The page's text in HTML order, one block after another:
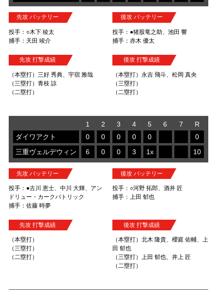
先攻 バッテリー
投手：○木下 稜太
捕手：天田 竣介
後攻 バッテリー
投手：●猪股竜之助、池田 響
捕手：赤木 優太
先攻 打撃成績
（本塁打）三好 秀典、宇宿 雅哉
（三塁打）青枝 諒
（二塁打）
後攻 打撃成績
（本塁打）永吉 飛斗、松岡 真央
（三塁打）
（二塁打）
1 2 3 4 5 6 7
R
ダイワアクト
0 0 0 0 0
0
三重ヴェルデウィン
6 0 0 3 1x 10
先攻 バッテリー
投手：●古川 恵士、中川 大輝、アン
ドリュー・カークパトリック
捕手：佐藤 時夢
後攻 バッテリー
投手：○河野 拓郎、酒井 匠
捕手：上田 郁也
先攻 打撃成績
（本塁打）
（三塁打）
（二塁打）
後攻 打撃成績
（本塁打）北木 隆貴、櫻庭 佑輔、上
田 郁也
（三塁打）上田 郁也、井上 匠
（二塁打）